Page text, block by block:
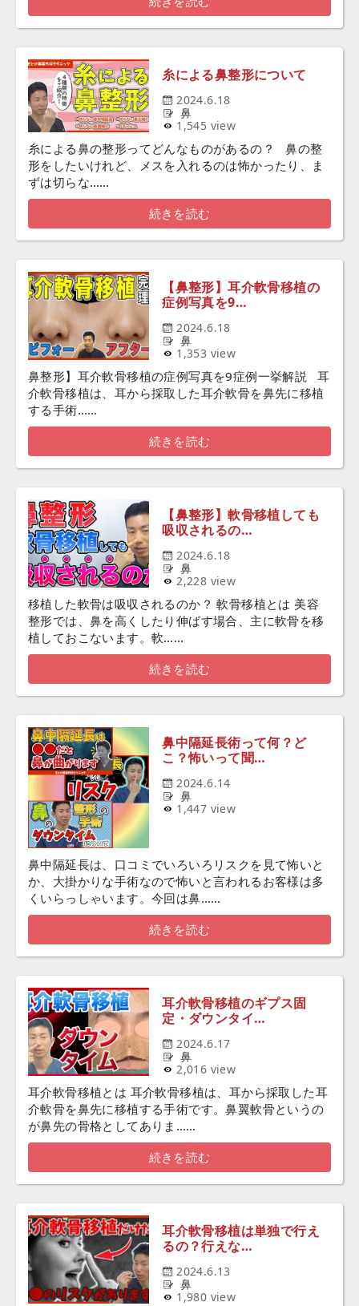
糸による鼻整形について
2024.6.18
鼻
1,545 view
糸による鼻の整形ってどんなものがあるの？ 鼻の整
形をしたいけれど、メスを入れるのは怖かったり、ま
ずは切らな……
続きを読む
【鼻整形】耳介軟骨移植の
症例写真を9…
2024.6.18
鼻
1,353 view
鼻整形】耳介軟骨移植の症例写真を9症例一挙解説 耳
介軟骨移植は、耳から採取した耳介軟骨を鼻先に移植
する手術……
続きを読む
【鼻整形】軟骨移植しても
吸収されるの…
2024.6.18
鼻
2,228 view
移植した軟骨は吸収されるのか？ 軟骨移植とは 美容
整形では、鼻を高くしたり伸ばす場合、主に軟骨を移
植しておこないます。軟……
続きを読む
鼻中隔延長術って何？ど
こ？怖いって聞…
2024.6.14
鼻
1,447 view
鼻中隔延長は、口コミでいろいろリスクを見て怖いと
か、大掛かりな手術なので怖いと言われるお客様は多
くいらっしゃいます。今回は鼻……
続きを読む
耳介軟骨移植のギプス固
定・ダウンタイ…
2024.6.17
鼻
2,016 view
耳介軟骨移植とは 耳介軟骨移植は、耳から採取した耳
介軟骨を鼻先に移植する手術です。鼻翼軟骨というの
が鼻先の骨格としてありま……
続きを読む
耳介軟骨移植は単独で行え
るの？行えな…
2024.6.13
鼻
1,980 view